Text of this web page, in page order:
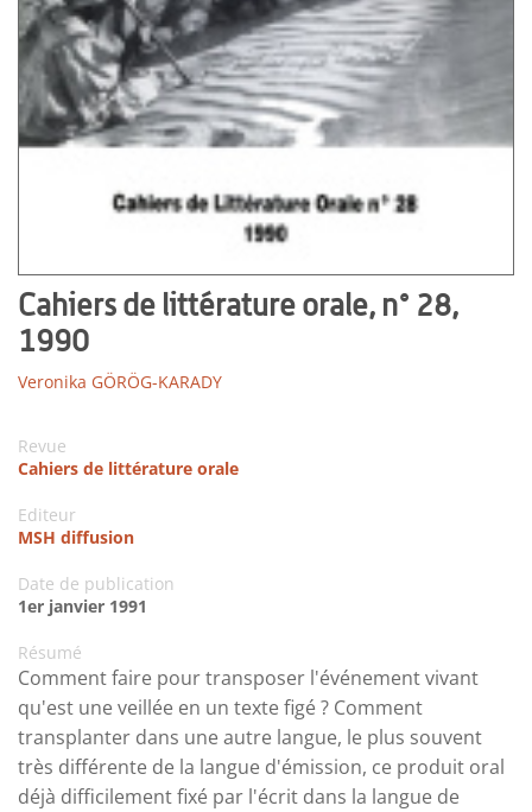
Cahiers de littérature orale, n° 28,
1990
Veronika GÖRÖG-KARADY
Revue
Cahiers de littérature orale
Editeur
MSH diffusion
Date de publication
1er janvier 1991
Résumé
Comment faire pour transposer l'événement vivant
qu'est une veillée en un texte figé ? Comment
transplanter dans une autre langue, le plus souvent
très différente de la langue d'émission, ce produit oral
déjà difficilement fixé par l'écrit dans la langue de